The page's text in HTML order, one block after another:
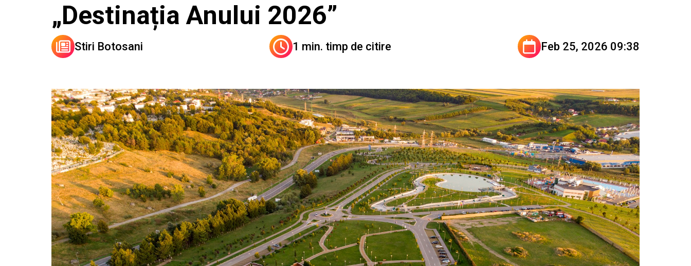
„Destinația Anului 2026”
Stiri Botosani 1 min. timp de citire Feb 25, 2026 09:38